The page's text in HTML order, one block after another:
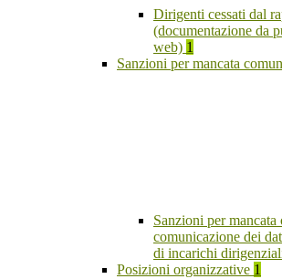
Dirigenti cessati dal
(documentazione da
web) 1
Sanzioni per mancata
Sanzioni per mancata
comunicazione dei
di incarichi
Posizioni organizzative 1